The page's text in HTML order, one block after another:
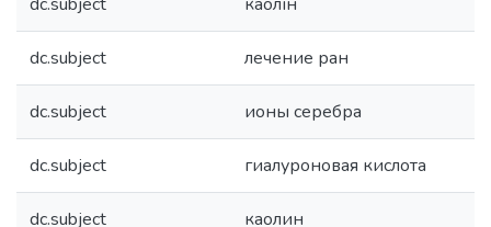
dc.subject лечение ран
dc.subject ионы серебра
dc.subject гиалуроновая кислота
dc.subject каолин